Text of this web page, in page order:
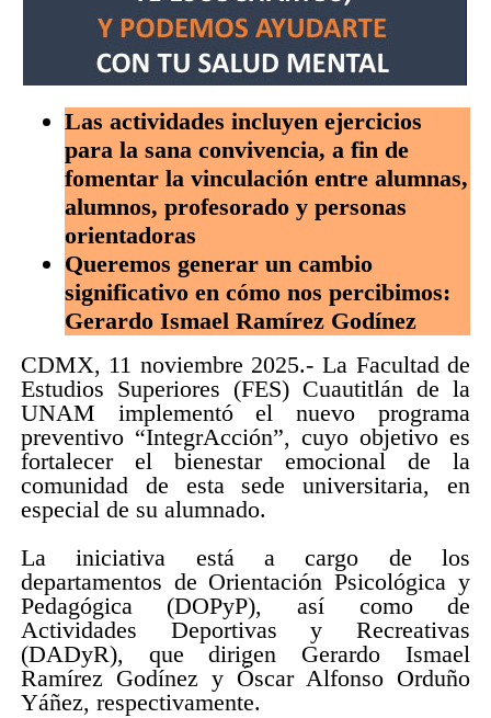
Las actividades incluyen ejercicios
para la sana convivencia, a fin de
fomentar la vinculación entre alumnas,
alumnos, profesorado y personas
orientadoras
Queremos generar un cambio
significativo en cómo nos percibimos:
Gerardo Ismael Ramírez Godínez
CDMX, 11 noviembre 2025.- La Facultad de
Estudios Superiores (FES) Cuautitlán de la
UNAM implementó el nuevo programa
preventivo “IntegrAcción”, cuyo objetivo es
fortalecer el bienestar emocional de la
comunidad de esta sede universitaria, en
especial de su alumnado.
La iniciativa está a cargo de los
departamentos de Orientación Psicológica y
Pedagógica (DOPyP), así como de
Actividades Deportivas y Recreativas
(DADyR), que dirigen Gerardo Ismael
Ramírez Godínez y Óscar Alfonso Orduño
Yáñez, respectivamente.